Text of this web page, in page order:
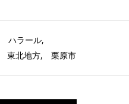
ハラール,
東北地方, 栗原市